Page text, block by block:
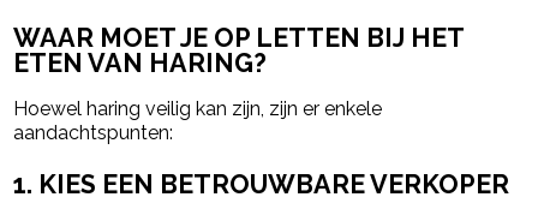
WAAR MOET JE OP LETTEN BIJ HET
ETEN VAN HARING?
Hoewel haring veilig kan zijn, zijn er enkele
aandachtspunten:
1. KIES EEN BETROUWBARE VERKOPER